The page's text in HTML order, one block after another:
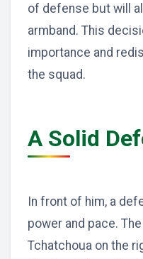
of defense but will
armband. This
importance and
the squad.
A Solid
In front of him, a
power and pace.
Tchatchoua on the